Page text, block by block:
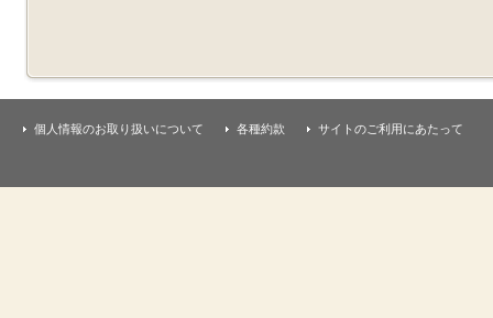
個人情報のお取り扱いについて 各種約款 サイトのご利用にあたって